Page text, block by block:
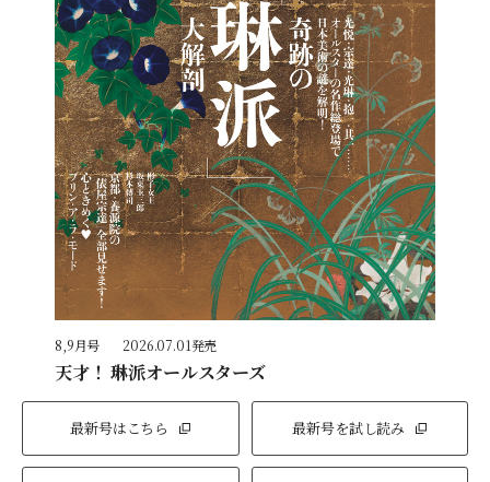
8,9月号 2026.07.01発売
天才！ 琳派オールスターズ
最新号はこちら 最新号を試し読み